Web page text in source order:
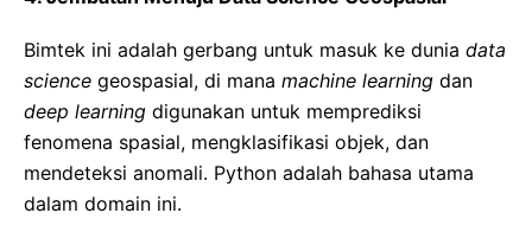
Bimtek ini adalah gerbang untuk masuk ke dunia data
science geospasial, di mana machine learning dan
deep learning digunakan untuk memprediksi
fenomena spasial, mengklasifikasi objek, dan
mendeteksi anomali. Python adalah bahasa utama
dalam domain ini.